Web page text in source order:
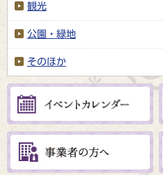
観光
公園・緑地
そのほか